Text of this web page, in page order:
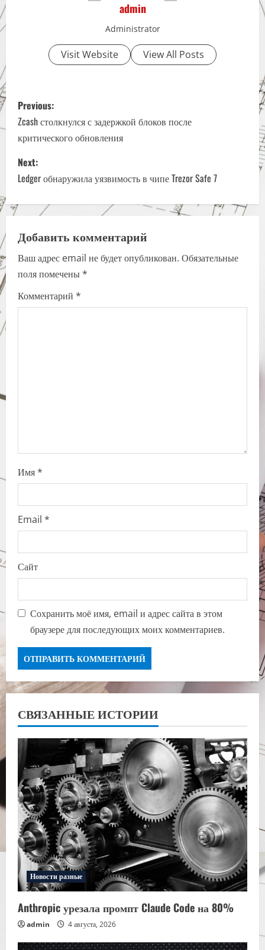
admin
Administrator
Visit Website View All Posts
P
o
s
t
n
v
i
g
Previous:
Zcash столкнулся с задержкой блоков после
критического обновления
Next:
Ledger обнаружила уязвимость в чипе Trezor Safe 7
Добавить комментарий
Ваш адрес email не будет опубликован. Обязательные
поля помечены*
Комментарий *
Имя*
Email *
Сайт
Сохранить моё имя, email и адрес сайта в этом
браузере для последующих моих комментариев.
СВЯЗАННЫЕ ИСТОРИИ
Новости разные
Anthropic урезала промпт Claude Code на 80%
admin 4 августа, 2026